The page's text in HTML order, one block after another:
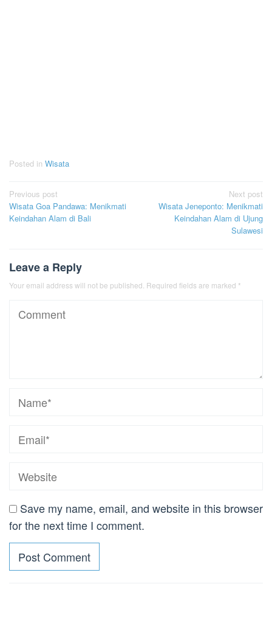
Posted in Wisata
Post
navigation
Previous post
Wisata Goa Pandawa: Menikmati
Keindahan Alam di Bali
Next post
Wisata Jeneponto: Menikmati
Keindahan Alam di Ujung
Sulawesi
Leave a Reply
Your email address will not be published. Required fields are marked *
Save my name, email, and website in this browser
for the next time I comment.